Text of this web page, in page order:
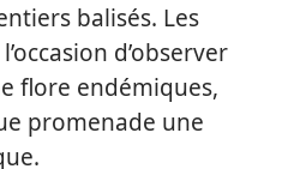
balisés. Les
d’observer
flore endémiques,
promenade une